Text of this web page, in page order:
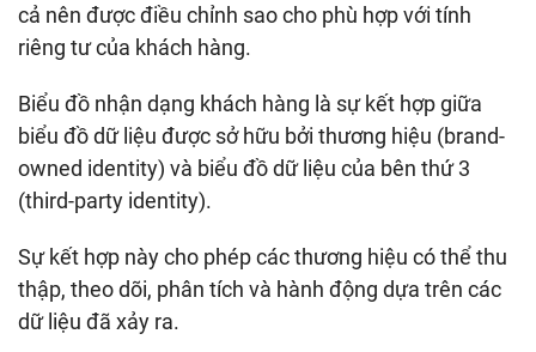
cả nên được điều chỉnh sao cho phù hợp với tính
riêng tư của khách hàng.
Biểu đồ nhận dạng khách hàng là sự kết hợp giữa
biểu đồ dữ liệu được sở hữu bởi thương hiệu (brand-
owned identity) và biểu đồ dữ liệu của bên thứ 3
(third-party identity).
Sự kết hợp này cho phép các thương hiệu có thể thu
thập, theo dõi, phân tích và hành động dựa trên các
dữ liệu đã xảy ra.